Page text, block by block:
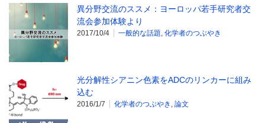
異分野交流のススメ：ヨーロッパ若手研究者交
流会参加体験より
2017/10/4 一般的な話題, 化学者のつぶやき
光分解性シアニン色素をADCのリンカーに組み
込む
2016/1/7 化学者のつぶやき , 論文